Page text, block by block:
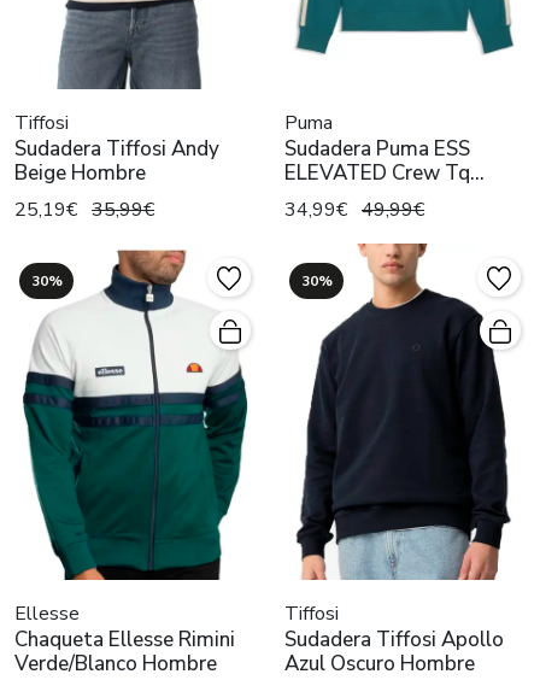
Tiffosi
Sudadera Tiffosi Andy
Beige Hombre
25,19€ 35,99€
Puma
Sudadera Puma ESS
ELEVATED Crew Tq
Hombre
34,99€ 49,99€
30%
Ellesse
Chaqueta Ellesse Rimini
Verde/Blanco Hombre
30%
Tiffosi
Sudadera Tiffosi Apollo
Azul Oscuro Hombre